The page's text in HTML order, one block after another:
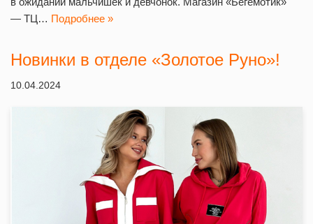
— ТЦ… Подробнее »
Новинки в отделе «Золотое Руно»!
10.04.2024